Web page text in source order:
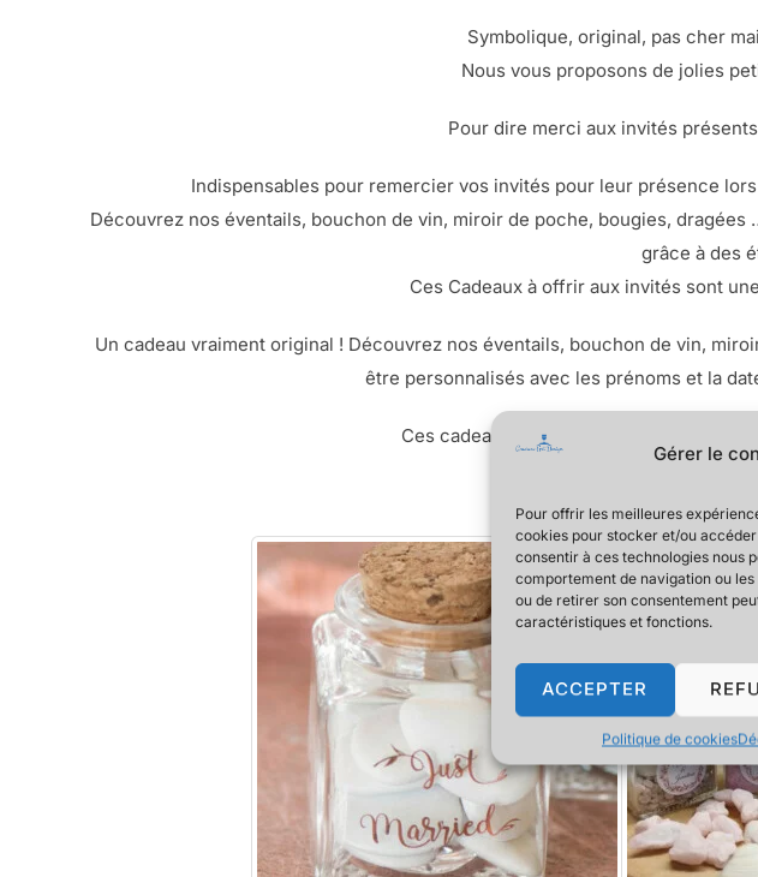
Gérer le
Pour offrir les meilleures
cookies pour stocker et/ou
consentir à ces technologies nous
comportement de navigation ou
ou de retirer son consentement
caractéristiques et fonctions.
ACCEPTER
Politique de cookies
Symbolique, original, pas cher
Nous vous proposons de jolies
Pour dire merci aux invités
Indispensables pour remercier vos invités pour leur présence
Découvrez nos éventails, bouchon de vin, miroir de poche, bougies,
grâce à des
Ces Cadeaux à offrir aux invités sont
Un cadeau vraiment original ! Découvrez nos éventails, bouchon de vin,
être personnalisés avec les prénoms et la
Ces cadeaux à petit prix à offrir aux